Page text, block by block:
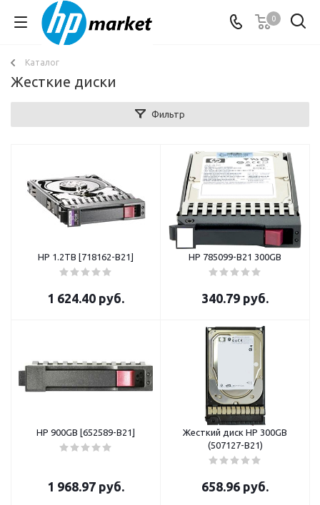
0
Каталог
Жесткие диски
Фильтр
HP 1.2TB [718162-B21]
1 624.40 руб.
HP 785099-B21 300GB
340.79 руб.
HP 900GB [652589-B21]
1 968.97 руб.
Жесткий диск HP 300GB
(507127-B21)
658.96 руб.